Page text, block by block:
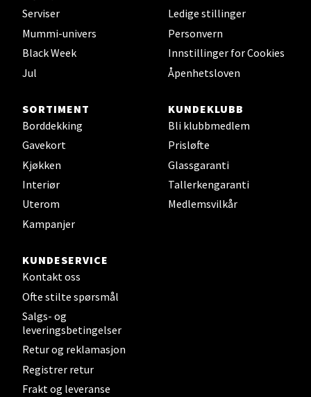
Serviser
Mummi-univers
Black Week
Jul
Ledige stillinger
Personvern
Innstillinger for Cookies
Åpenhetsloven
SORTIMENT
Borddekking
Gavekort
Kjøkken
Interiør
Uterom
Kampanjer
KUNDEKLUBB
Bli klubbmedlem
Prisløfte
Glassgaranti
Tallerkengaranti
Medlemsvilkår
KUNDESERVICE
Kontakt oss
Ofte stilte spørsmål
Salgs- og
leveringsbetingelser
Retur og reklamasjon
Registrer retur
Frakt og leveranse
Støperivn. 5, 2010 Strømmen
Åpent i dag 10-21
8 i butikk
Sunndalsøra - Alti Sunndal
Alti Sunndal, Sunndalsveien 17, 6600 Sunndalsøra
Åpent i dag 10-19